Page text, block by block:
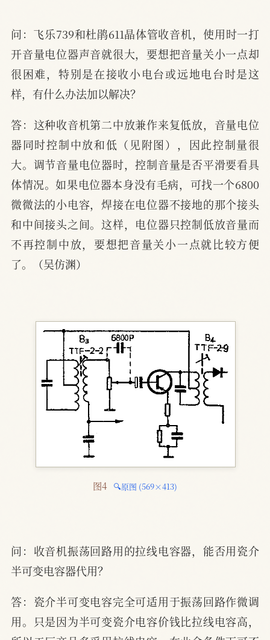
问：飞乐739和杜鹃611晶体管收音机，使用时一打
开音量电位器声音就很大，要想把音量关小一点却
很困难，特别是在接收小电台或远地电台时是这
样，有什么办法加以解决？
答：这种收音机第二中放兼作来复低放，音量电位
器同时控制中放和低（见附图），因此控制量很
大。调节音量电位器时，控制音量是否平滑要看具
体情况。如果电位器本身没有毛病，可找一个6800
微微法的小电容，焊接在电位器不接地的那个接头
和中间接头之间。这样，电位器只控制低放音量而
不再控制中放，要想把音量关小一点就比较方便
了。（吴仿渊）
图4 🔍原图 (569×413)
问：收音机振荡回路用的拉线电容器，能否用瓷介
半可变电容器代用？
答：瓷介半可变电容完全可适用于振荡回路作微调
用。只是因为半可变瓷介电容价钱比拉线电容高，